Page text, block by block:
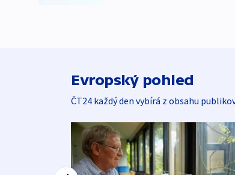
Evropský pohled
ČT24 každý den vybírá z obsahu